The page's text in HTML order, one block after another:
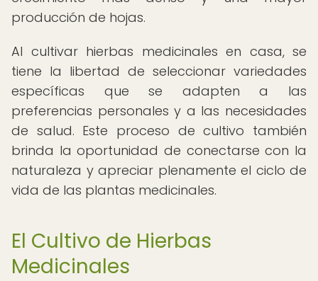
producción de hojas.
Al cultivar hierbas medicinales en casa, se
tiene la libertad de seleccionar variedades
específicas que se adapten a las
preferencias personales y a las necesidades
de salud. Este proceso de cultivo también
brinda la oportunidad de conectarse con la
naturaleza y apreciar plenamente el ciclo de
vida de las plantas medicinales.
El Cultivo de Hierbas
Medicinales